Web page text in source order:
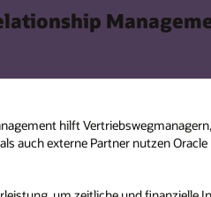
hilft
auch externe Partner nutzen